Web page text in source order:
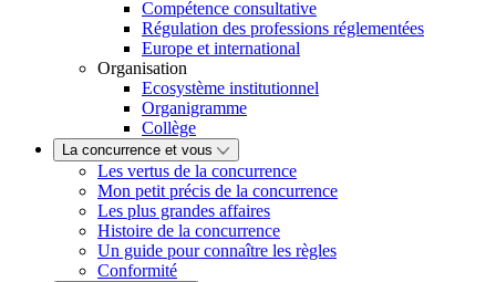
Compétence consultative
Régulation des professions réglementées
Europe et international
Organisation
Ecosystème institutionnel
Organigramme
Collège
La concurrence et vous
Les vertus de la concurrence
Mon petit précis de la concurrence
Les plus grandes affaires
Histoire de la concurrence
Un guide pour connaître les règles
Conformité